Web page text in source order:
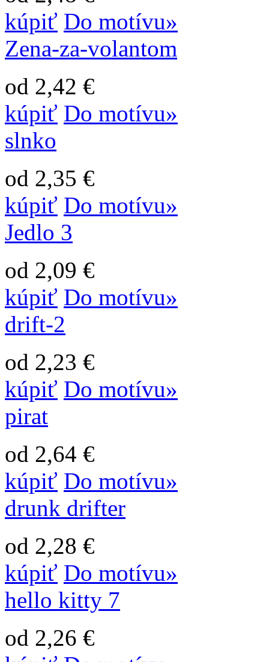
kúpiť Do motívu»
Zena-za-volantom
od 2,42 €
kúpiť Do motívu»
slnko
od 2,35 €
kúpiť Do motívu»
Jedlo 3
od 2,09 €
kúpiť Do motívu»
drift-2
od 2,23 €
kúpiť Do motívu»
pirat
od 2,64 €
kúpiť Do motívu»
drunk drifter
od 2,28 €
kúpiť Do motívu»
hello kitty 7
od 2,26 €